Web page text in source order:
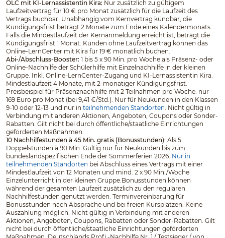
OLC mit KI-Lernassistentin Kira: Nur zusätzlich zu gültigem
Laufzeitvertrag für 10 € pro Monat zusätzlich für die Laufzeit des
Vertrags buchbar. Unabhängig vom Kernvertrag kündbar, die
Kündigungsfrist beträgt 2 Monate zum Ende eines Kalendermonats.
Falls die Mindestlaufzeit der Kernanmeldung erreicht ist, beträgt die
Kündigungsfrist 1 Monat. Kunden ohne Laufzeitvertrag können das
Online-LernCenter mit Kira für 19 € monatlich buchen.
Abi-/Abschluss-Booster: 1 bis 5 x 90 Min. pro Woche als Präsenz- oder
Online-Nachhilfe der Schülerhilfe mit Einzelnachhilfe in der kleinen
Gruppe. Inkl. Online-LernCenter-Zugang und KI-Lernassistentin Kira.
Mindestlaufzeit 4 Monate, mit 2-monatiger Kündigungsfrist.
Preisbeispiel für Präsenznachhilfe mit 2 Teilnahmen pro Woche: nur
169 Euro pro Monat (bei 9,41 €/Std.). Nur für Neukunden in den Klassen
9-10 oder 12-13 und nur in teilnehmenden Standorten. Nicht gültig in
Verbindung mit anderen Aktionen, Angeboten, Coupons oder Sonder-
Rabatten. Gilt nicht bei durch öffentliche/staatliche Einrichtungen
geförderten Maßnahmen.
10 Nachhilfestunden à 45 Min. gratis (Bonusstunden): Als 5
Doppelstunden à 90 Min. Gültig nur für Neukunden bis zum
bundeslandspezifischen Ende der Sommerferien 2026. Nur in
teilnehmenden Standorten bei Abschluss eines Vertrags mit einer
Mindestlaufzeit von 12 Monaten und mind. 2 x 90 Min./Woche
Einzelunterricht in der kleinen Gruppe.Bonusstunden können
während der gesamten Laufzeit zusätzlich zu den regulären
Nachhilfestunden genutzt werden. Terminvereinbarung für
Bonusstunden nach Absprache und bei freien Kursplätzen. Keine
Auszahlung möglich. Nicht gültig in Verbindung mit anderen
Aktionen, Angeboten, Coupons, Rabatten oder Sonder-Rabatten. Gilt
nicht bei durch öffentliche/staatliche Einrichtungen geförderten